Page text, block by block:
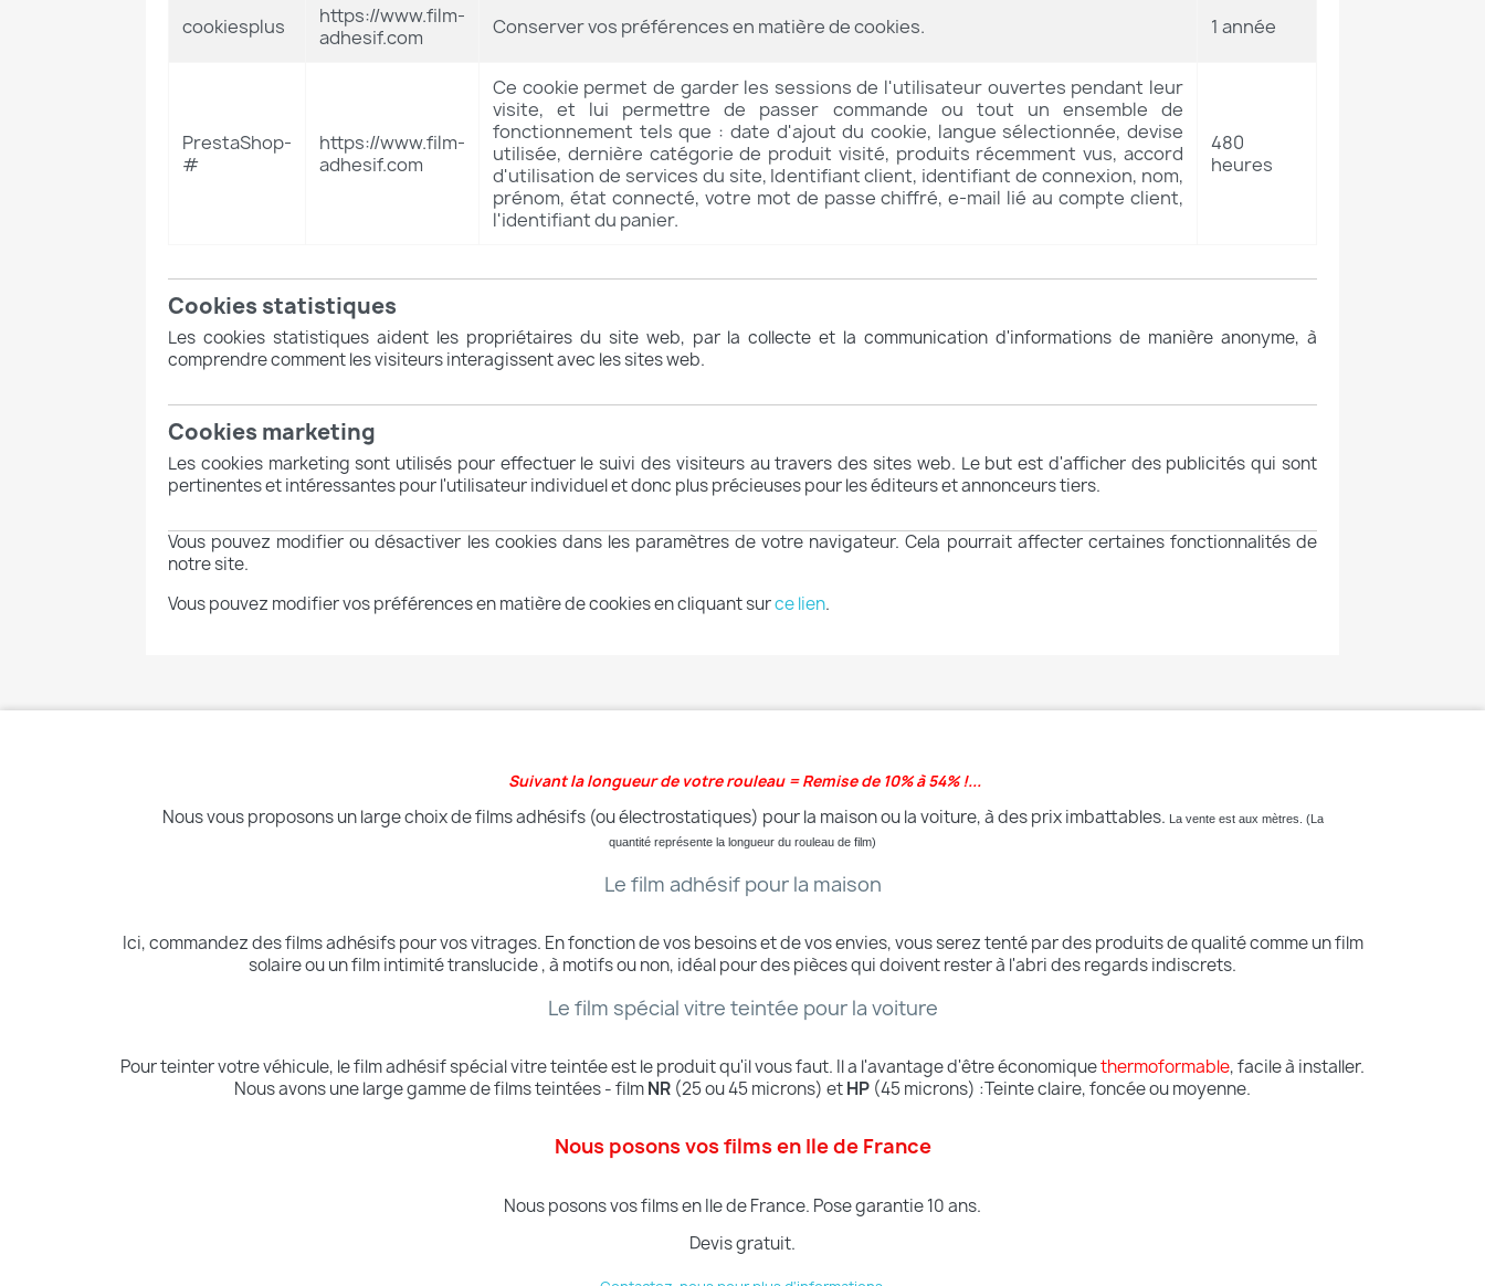
cookiesplus
https://www.film-
adhesif.com
Conserver vos préférences en matière de cookies. 1 année
PrestaShop-
#
https://www.film-
adhesif.com
Ce cookie permet de garder les sessions de l'utilisateur ouvertes pendant leur
visite, et lui permettre de passer commande ou tout un ensemble de
fonctionnement tels que : date d'ajout du cookie, langue sélectionnée, devise
utilisée, dernière catégorie de produit visité, produits récemment vus, accord
d'utilisation de services du site, Identifiant client, identifiant de connexion, nom,
prénom, état connecté, votre mot de passe chiffré, e-mail lié au compte client,
l'identifiant du panier.
480
heures
Cookies statistiques
Les cookies statistiques aident les propriétaires du site web, par la collecte et la communication d'informations de manière anonyme, à
comprendre comment les visiteurs interagissent avec les sites web.
Cookies marketing
Les cookies marketing sont utilisés pour effectuer le suivi des visiteurs au travers des sites web. Le but est d'afficher des publicités qui sont
pertinentes et intéressantes pour l'utilisateur individuel et donc plus précieuses pour les éditeurs et annonceurs tiers.
Vous pouvez modifier ou désactiver les cookies dans les paramètres de votre navigateur. Cela pourrait affecter certaines fonctionnalités de
notre site.
Vous pouvez modifier vos préférences en matière de cookies en cliquant surce lien.
Suivant la longueur de votre rouleau = Remise de 10% à 54% !...
Nous vous proposons un large choix de films adhésifs (ou électrostatiques) pour la maison ou la voiture, à des prix imbattables. La vente est aux mètres. (La
quantité représente la longueur du rouleau de film)
Le film adhésif pour la maison
Ici, commandez des films adhésifs pour vos vitrages. En fonction de vos besoins et de vos envies, vous serez tenté par des produits de qualité comme un film
solaire ou un film intimité translucide , à motifs ou non, idéal pour des pièces qui doivent rester à l'abri des regards indiscrets.
Le film spécial vitre teintée pour la voiture
Pour teinter votre véhicule, le film adhésif spécial vitre teintée est le produit qu'il vous faut. Il a l'avantage d'être économiquethermoformable, facile à installer.
Nous avons une large gamme de films teintées - filmNR (25 ou 45 microns) etHP (45 microns) :Teinteclaire, foncée ou moyenne.
Nous posons vos films en Ile de France
Nous posons vos films en Ile de France. Pose garantie 10 ans.
Devis gratuit.